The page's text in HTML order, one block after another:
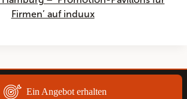
Firmen’ auf induux
Ein Angebot erhalten